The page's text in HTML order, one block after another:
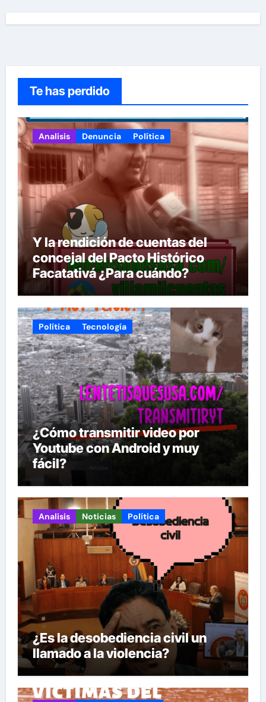
Te has perdido
Analisis Denuncia Política
Y la rendición de cuentas del
concejal del Pacto Histórico
Facatativá ¿Para cuándo?
Política Tecnología
¿Cómo transmitir video por
Youtube con Android y muy
fácil?
Analisis Noticias Política
¿Es la desobediencia civil un
llamado a la violencia?